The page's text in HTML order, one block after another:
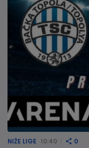
NIŽE LIGE 10:40 0